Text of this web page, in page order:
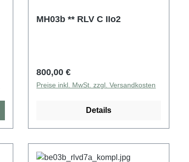
MH03b ** RLV C IIo2
Regulärer Preis:
800,00 €
Preise inkl. MwSt. zzgl. Versandkosten
Details